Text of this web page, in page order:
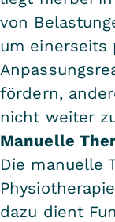
von
um einerseits
fördern,
nicht weiter
Manuelle
Die manuelle
dazu dient